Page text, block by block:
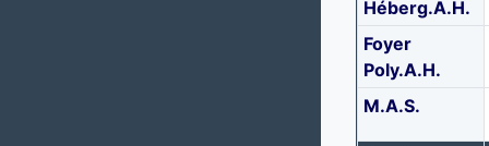
Héberg.A.H.
Foyer
Poly.A.H.
M.A.S.